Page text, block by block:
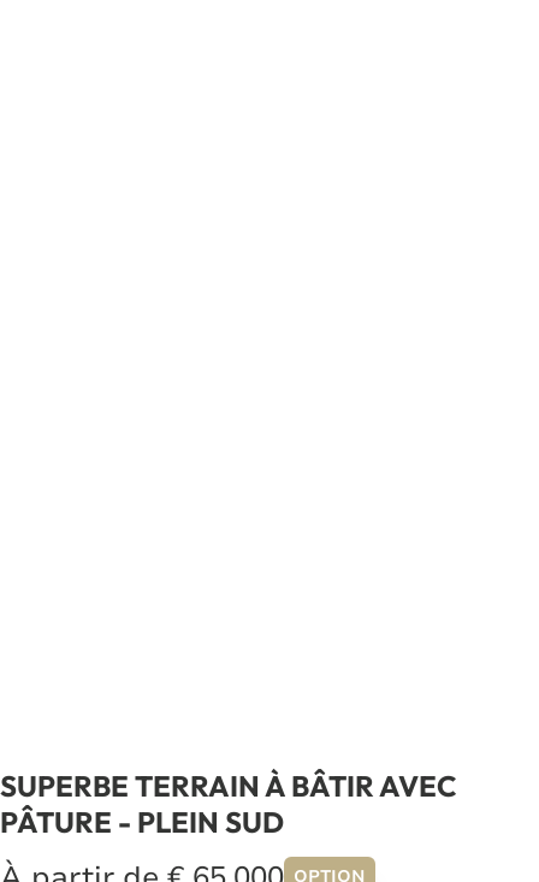
SUPERBE TERRAIN À BÂTIR AVEC
PÂTURE - PLEIN SUD
OPTION